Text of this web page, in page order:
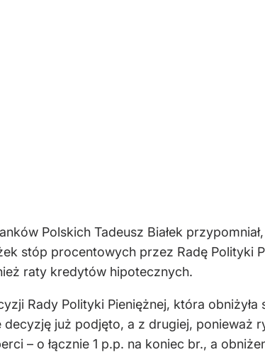
Polskich Tadeusz Białek
stóp procentowych przez Radę Polityki
raty kredytów hipotecznych.
Rady Polityki Pieniężnej, która
już podjęto, a z drugiej, ponieważ
– o łącznie 1 p.p. na koniec br., a